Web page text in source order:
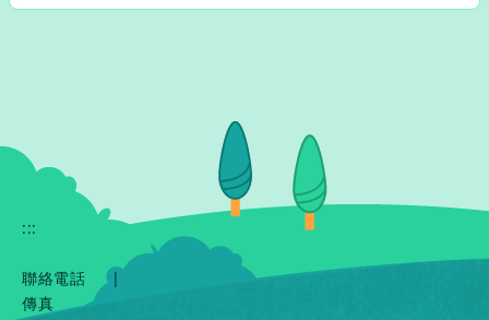
:::
聯絡電話
|
傳真